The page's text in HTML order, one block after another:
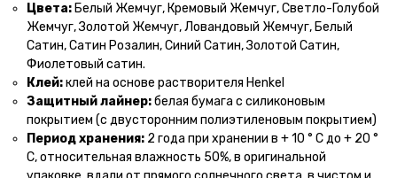
Цвета: Белый Жемчуг, Кремовый Жемчуг, Светло-Голубой
Жемчуг, Золотой Жемчуг, Ловандовый Жемчуг, Белый
Сатин, Сатин Розалин, Синий Сатин, Золотой Сатин,
Фиолетовый сатин.
Клей:клей на основе растворителя Henkel
Защитный лайнер:белая бумага с силиконовым
покрытием (с двусторонним полиэтиленовым покрытием)
Период хранения: 2 года при хранении в + 10 ° С до + 20 °
С, относительная влажность 50%, в оригинальной